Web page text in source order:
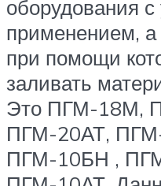
оборудования
применением, а
при помощи
заливать
Это ПГМ-18М,
ПГМ-20АТ,
ПГМ-10БН ,